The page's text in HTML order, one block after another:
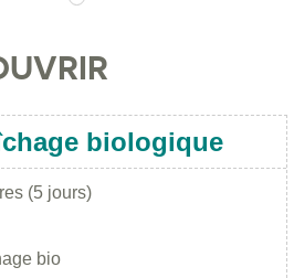
biologique
(5 jours)
bio